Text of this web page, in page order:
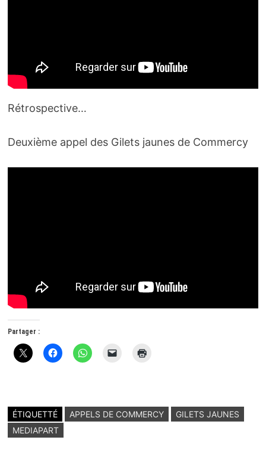
Rétrospective…
Deuxième appel des Gilets jaunes de Commercy
Partager :
ÉTIQUETTÉ APPELS DE COMMERCY
GILETS JAUNES
MEDIAPART